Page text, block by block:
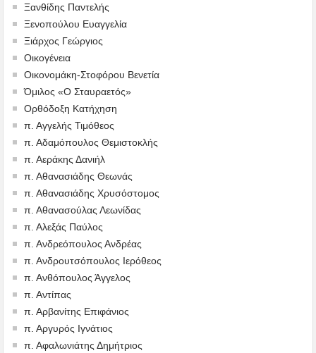
Ξανθίδης Παντελής
Ξενοπούλου Ευαγγελία
Ξιάρχος Γεώργιος
Οικογένεια
Οικονομάκη-Στοφόρου Βενετία
Όμιλος «Ο Σταυραετός»
Ορθόδοξη Κατήχηση
π. Αγγελής Τιμόθεος
π. Αδαμόπουλος Θεμιστοκλής
π. Αεράκης Δανιήλ
π. Αθανασιάδης Θεωνάς
π. Αθανασιάδης Χρυσόστομος
π. Αθανασούλας Λεωνίδας
π. Αλεξάς Παύλος
π. Ανδρεόπουλος Ανδρέας
π. Ανδρουτσόπουλος Ιερόθεος
π. Ανθόπουλος Άγγελος
π. Αντίπας
π. Αρβανίτης Επιφάνιος
π. Αργυρός Ιγνάτιος
π. Αφαλωνιάτης Δημήτριος